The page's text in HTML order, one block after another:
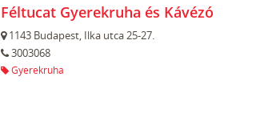
Féltucat Gyerekruha és Kávézó
1143 Budapest, Ilka utca 25-27.
3003068
Gyerekruha